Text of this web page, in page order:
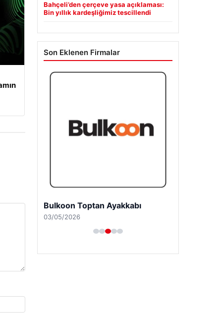
Bahçeli’den çerçeve yasa açıklaması:
Bin yıllık kardeşliğimiz tescillendi
Son Eklenen Firmalar
Bulkoon Toptan Ayakkabı
03/05/2026